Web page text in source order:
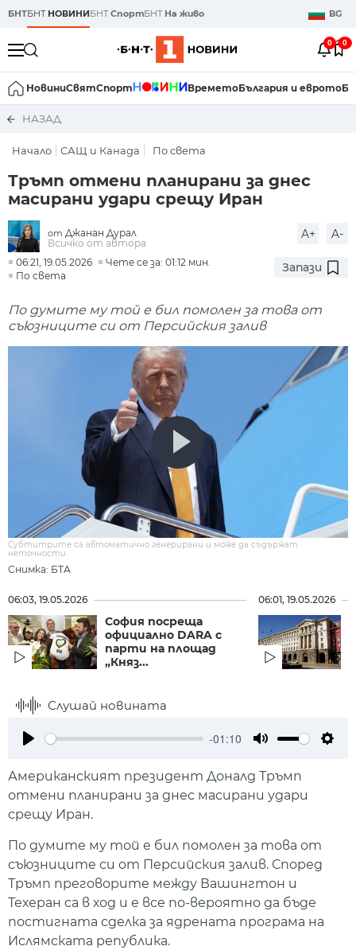
БНТБНТ НОВИНИБНТСпортБНТ На живо BG
0 0
НовиниСвятСпорт ВреметоБългария и еврото
НАЗАД
Начало САЩ и Канада По света
Тръмп отмени планирани за днес
масирани удари срещу Иран
от Джанан Дурал
Всичко от автора
A+ A-
06:21, 19.05.2026
Чете се за: 01:12 мин.
По света
Запази
По думите му той е бил помолен за това от
съюзниците си от Персийския залив
Снимка: БТА
Субтитрите са автоматично генерирани и може да съдържат
неточности.
06:03, 19.05.2026
София посреща
официално DARA с
парти на площад
„Княз...
06:01, 19.05.2026
Слушай новината
-01:10
Американският президент Доналд Тръмп
отмени планирани за днес масирани удари
срещу Иран.
По думите му той е бил помолен за това от
съюзниците си от Персийския залив. Според
Тръмп преговорите между Вашингтон и
Техеран са в ход и е все по-вероятно да бъде
постигната сделка за ядрената програма на
Ислямската република.